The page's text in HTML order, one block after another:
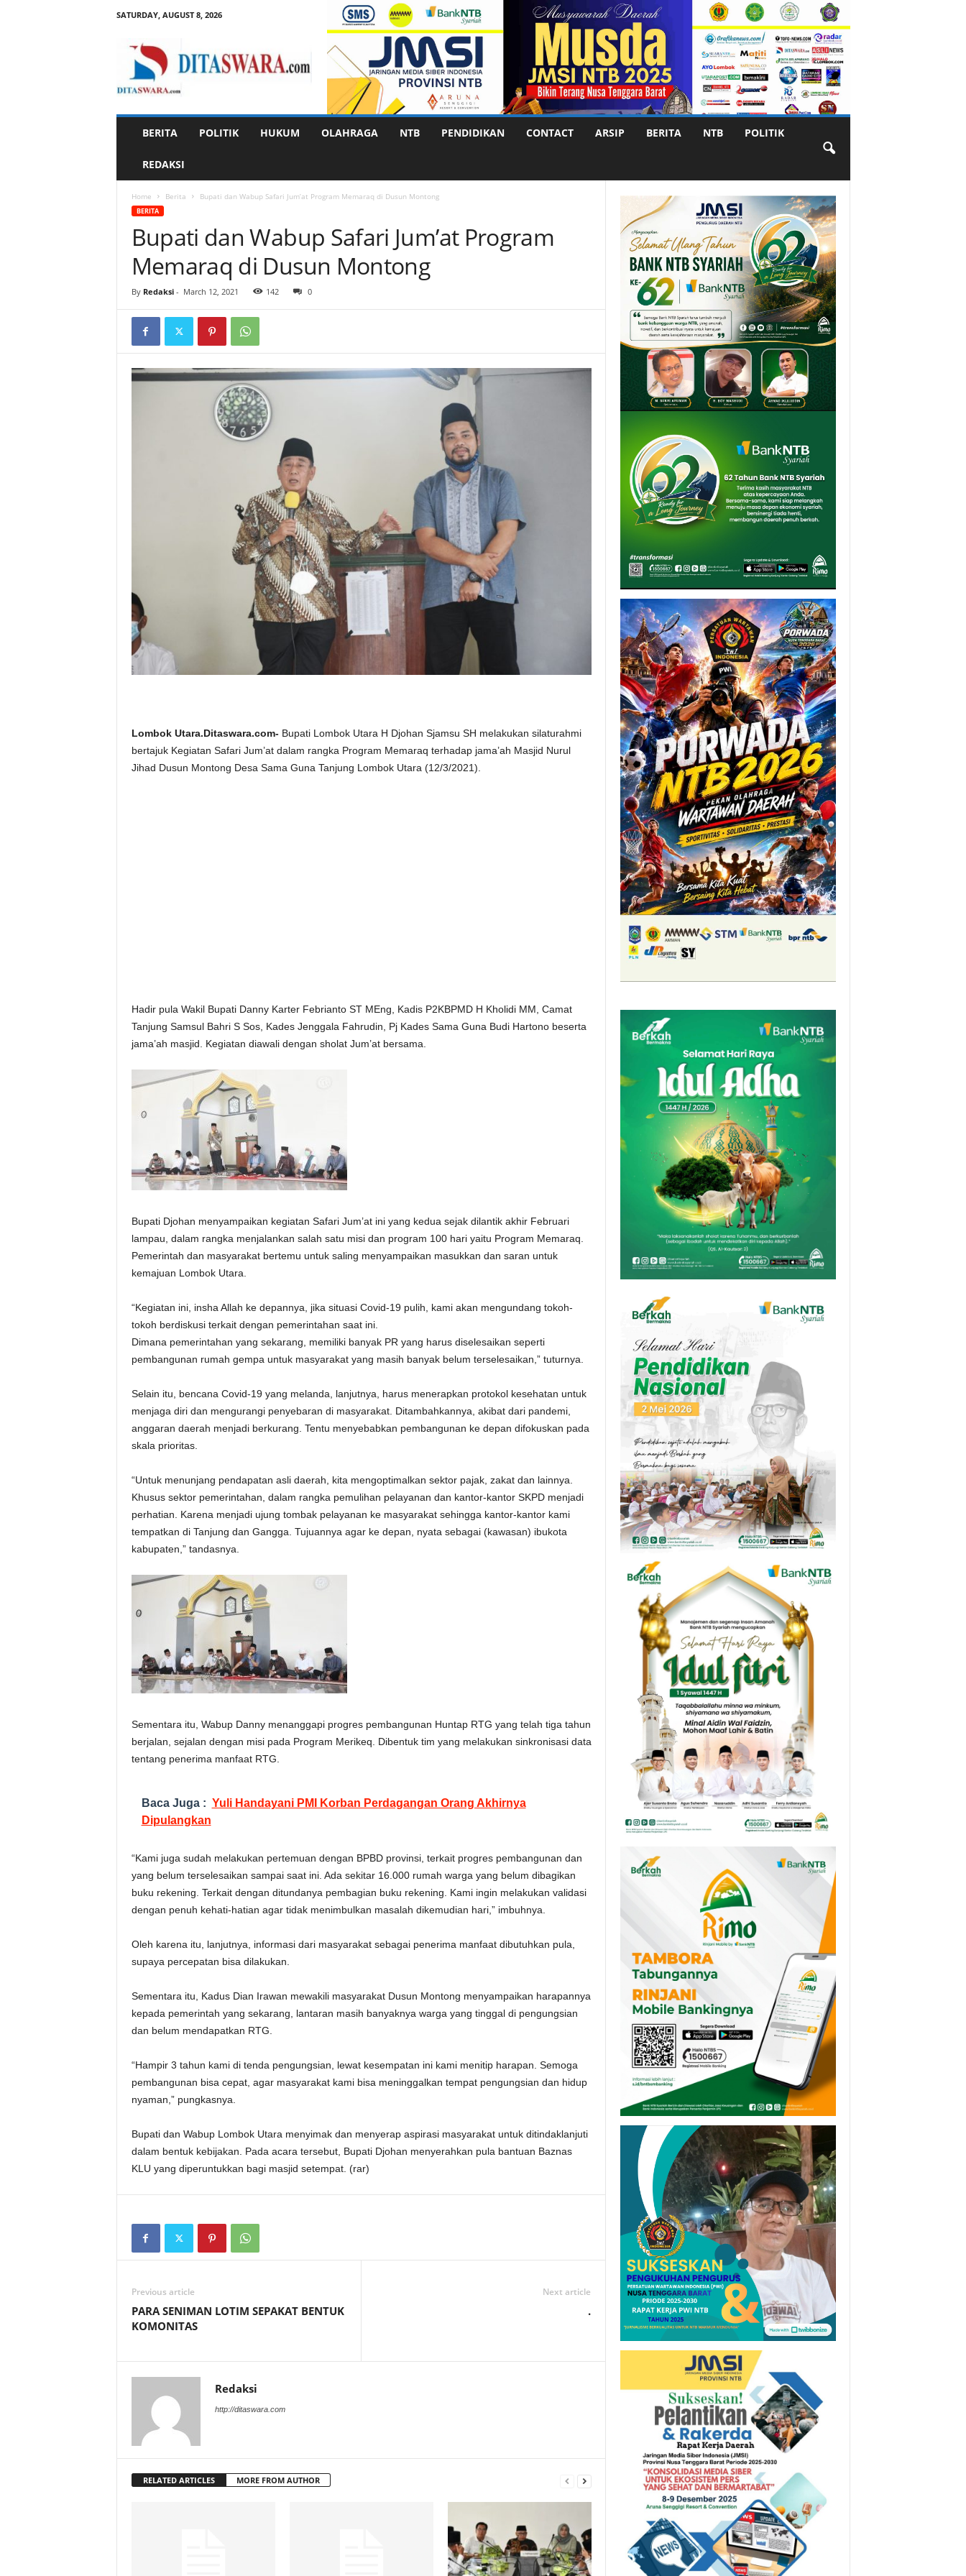
SATURDAY, AUGUST 8, 2026
s
BERITA POLITIK HUKUM OLAHRAGA NTB PENDIDIKAN CONTACT ARSIP BERITA NTB POLITIK
REDAKSI
Home Berita Bupati dan Wabup Safari Jum’at Program Memaraq di Dusun Montong
BERITA
Bupati dan Wabup Safari Jum’at Program
Memaraq di Dusun Montong
By Redaksi- March 12, 2021 142 0
Lombok Utara.Ditaswara.com-Bupati Lombok Utara H Djohan Sjamsu SH melakukan silaturahmi
bertajuk Kegiatan Safari Jum’at dalam rangka Program Memaraq terhadap jama’ah Masjid Nurul
Jihad Dusun Montong Desa Sama Guna Tanjung Lombok Utara (12/3/2021).
Hadir pula Wakil Bupati Danny Karter Febrianto ST MEng, Kadis P2KBPMD H Kholidi MM, Camat
Tanjung Samsul Bahri S Sos, Kades Jenggala Fahrudin, Pj Kades Sama Guna Budi Hartono beserta
jama’ah masjid. Kegiatan diawali dengan sholat Jum’at bersama.
Bupati Djohan menyampaikan kegiatan Safari Jum’at ini yang kedua sejak dilantik akhir Februari
lampau, dalam rangka menjalankan salah satu misi dan program 100 hari yaitu Program Memaraq.
Pemerintah dan masyarakat bertemu untuk saling menyampaikan masukkan dan saran untuk
kemajuan Lombok Utara.
“Kegiatan ini, insha Allah ke depannya, jika situasi Covid-19 pulih, kami akan mengundang tokoh-
tokoh berdiskusi terkait dengan pemerintahan saat ini.
Dimana pemerintahan yang sekarang, memiliki banyak PR yang harus diselesaikan seperti
pembangunan rumah gempa untuk masyarakat yang masih banyak belum terselesaikan,” tuturnya.
Selain itu, bencana Covid-19 yang melanda, lanjutnya, harus menerapkan protokol kesehatan untuk
menjaga diri dan mengurangi penyebaran di masyarakat. Ditambahkannya, akibat dari pandemi,
anggaran daerah menjadi berkurang. Tentu menyebabkan pembangunan ke depan difokuskan pada
skala prioritas.
“Untuk menunjang pendapatan asli daerah, kita mengoptimalkan sektor pajak, zakat dan lainnya.
Khusus sektor pemerintahan, dalam rangka pemulihan pelayanan dan kantor-kantor SKPD menjadi
perhatian. Karena menjadi ujung tombak pelayanan ke masyarakat sehingga kantor-kantor kami
tempatkan di Tanjung dan Gangga. Tujuannya agar ke depan, nyata sebagai (kawasan) ibukota
kabupaten,” tandasnya.
Sementara itu, Wabup Danny menanggapi progres pembangunan Huntap RTG yang telah tiga tahun
berjalan, sejalan dengan misi pada Program Merikeq. Dibentuk tim yang melakukan sinkronisasi data
tentang penerima manfaat RTG.
Baca Juga : Yuli Handayani PMI Korban Perdagangan Orang Akhirnya
Dipulangkan
“Kami juga sudah melakukan pertemuan dengan BPBD provinsi, terkait progres pembangunan dan
yang belum terselesaikan sampai saat ini. Ada sekitar 16.000 rumah warga yang belum dibagikan
buku rekening. Terkait dengan ditundanya pembagian buku rekening. Kami ingin melakukan validasi
dengan penuh kehati-hatian agar tidak menimbulkan masalah dikemudian hari,” imbuhnya.
Oleh karena itu, lanjutnya, informasi dari masyarakat sebagai penerima manfaat dibutuhkan pula,
supaya percepatan bisa dilakukan.
Sementara itu, Kadus Dian Irawan mewakili masyarakat Dusun Montong menyampaikan harapannya
kepada pemerintah yang sekarang, lantaran masih banyaknya warga yang tinggal di pengungsian
dan belum mendapatkan RTG.
“Hampir 3 tahun kami di tenda pengungsian, lewat kesempatan ini kami menitip harapan. Semoga
pembangunan bisa cepat, agar masyarakat kami bisa meninggalkan tempat pengungsian dan hidup
nyaman,” pungkasnya.
Bupati dan Wabup Lombok Utara menyimak dan menyerap aspirasi masyarakat untuk ditindaklanjuti
dalam bentuk kebijakan. Pada acara tersebut, Bupati Djohan menyerahkan pula bantuan Baznas
KLU yang diperuntukkan bagi masjid setempat. (rar)
Previous article
PARA SENIMAN LOTIM SEPAKAT BENTUK
KOMONITAS
Next article
.
Redaksi
http://ditaswara.com
RELATED ARTICLES MORE FROM AUTHOR